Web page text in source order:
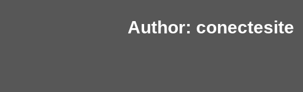
Author: conectesite